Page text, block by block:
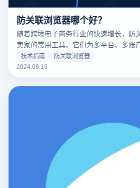
防关联浏览器哪个好？
随着跨境电子商务行业的快速增长，防
卖家的常用工具。它们为多平台、多账
效的解决方案，是VPS的理想替代品。
器值得关注呢？今天，我们将盘点五款
技术指南
防关联浏览器
2024.08.13